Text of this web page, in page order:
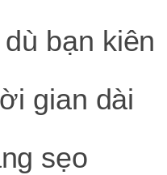
bạn kiên
gian dài
sẹo